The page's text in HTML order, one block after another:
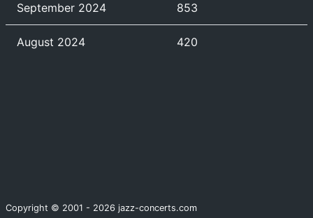
September 2024 853
August 2024 420
Copyright © 2001 - 2026 jazz-concerts.com